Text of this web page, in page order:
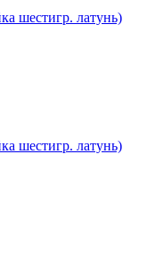
шестигр. латунь)
шестигр. латунь)